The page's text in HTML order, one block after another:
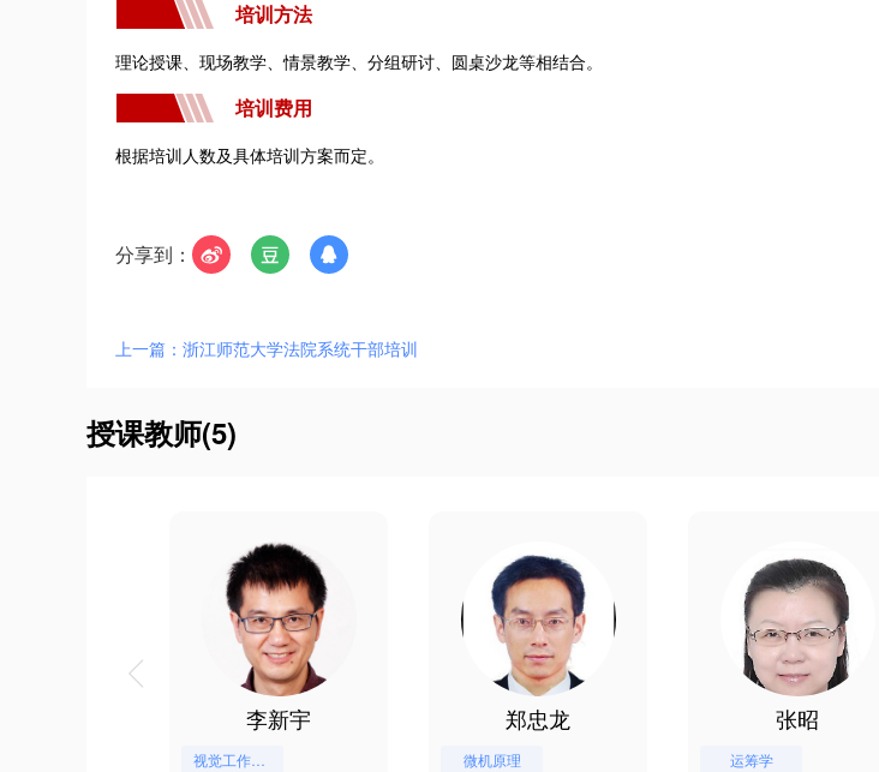
培训方法
理论授课、现场教学、情景教学、分组研讨、圆桌沙龙等相结合。
培训费用
根据培训人数及具体培训方案而定。
分享到：
上一篇：浙江师范大学法院系统干部培训
授课教师(5)
李新宇
视觉工作记忆的认知机制
郑忠龙
微机原理
张昭
运筹学